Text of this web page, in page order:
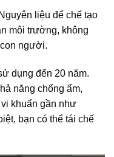
liệu để chế tạo
môi trường, không
người.
dụng đến 20 năm.
năng chống ẩm,
khuẩn gần như
bạn có thể tái chế